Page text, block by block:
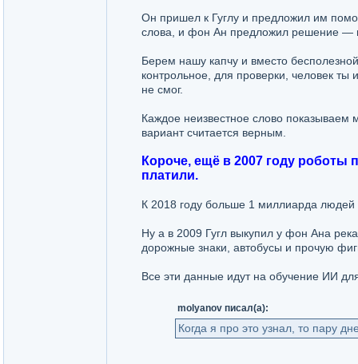
Он пришел к Гуглу и предложил им
слова, и фон Ан предложил решение —
Берем нашу капчу и вместо
контрольное, для проверки, человек ты
не смог.
Каждое неизвестное слово
вариант считается верным.
Короче, ещё в 2007 году роботы
платили.
К 2018 году больше 1 миллиарда людей
Ну а в 2009 Гугл выкупил у фон Ана
дорожные знаки, автобусы и прочую
Все эти данные идут на обучение ИИ
molyanov писал(а):
Когда я про это узнал, то пару